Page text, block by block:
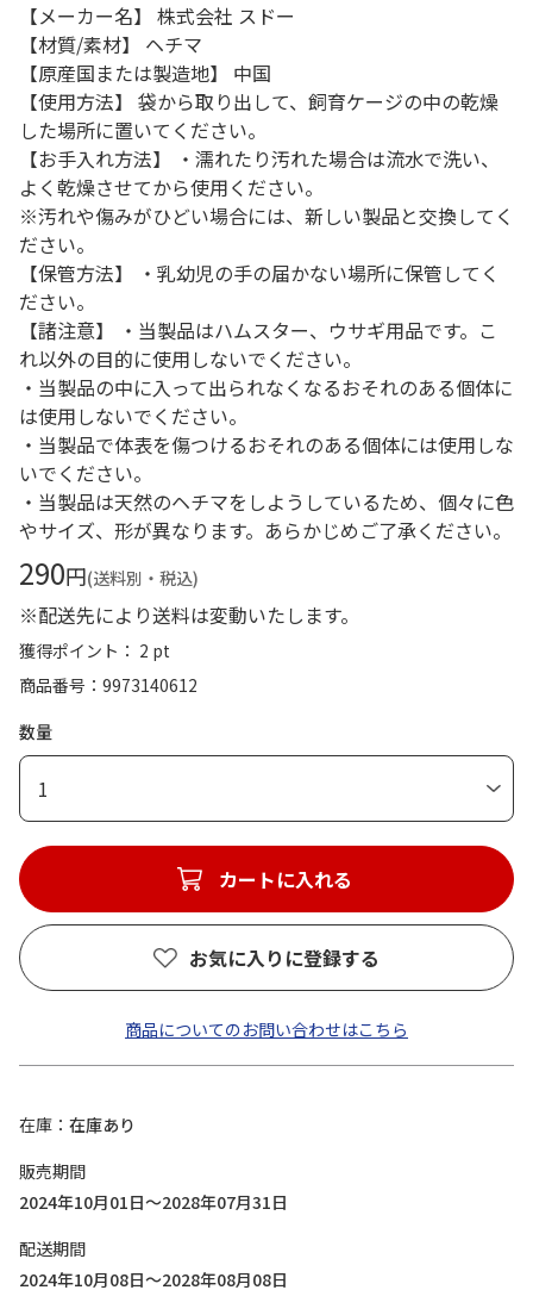
【メーカー名】 株式会社 スドー
【材質/素材】 ヘチマ
【原産国または製造地】 中国
【使用方法】 袋から取り出して、飼育ケージの中の乾燥
した場所に置いてください。
【お手入れ方法】 ・濡れたり汚れた場合は流水で洗い、
よく乾燥させてから使用ください。
※汚れや傷みがひどい場合には、新しい製品と交換してく
ださい。
【保管方法】 ・乳幼児の手の届かない場所に保管してく
ださい。
【諸注意】 ・当製品はハムスター、ウサギ用品です。こ
れ以外の目的に使用しないでください。
・当製品の中に入って出られなくなるおそれのある個体に
は使用しないでください。
・当製品で体表を傷つけるおそれのある個体には使用しな
いでください。
・当製品は天然のヘチマをしようしているため、個々に色
やサイズ、形が異なります。あらかじめご了承ください。
290円(送料別・税込)
※配送先により送料は変動いたします。
獲得ポイント： 2 pt
商品番号
9973140612
数量
1
カートに入れる
お気に入りに登録する
商品についてのお問い合わせはこちら
在庫
在庫あり
販売期間
2024年10月01日～2028年07月31日
配送期間
2024年10月08日～2028年08月08日